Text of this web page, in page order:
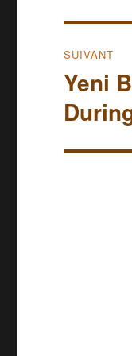
SUIVANT
Publication
suivante :
Yeni